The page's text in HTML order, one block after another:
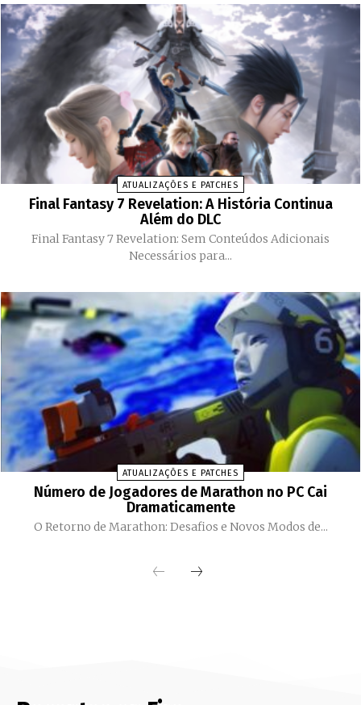
ATUALIZAÇÕES E PATCHES
Final Fantasy 7 Revelation: A História Continua
Além do DLC
Final Fantasy 7 Revelation: Sem Conteúdos Adicionais
Necessários para...
ATUALIZAÇÕES E PATCHES
Número de Jogadores de Marathon no PC Cai
Dramaticamente
O Retorno de Marathon: Desafios e Novos Modos de...